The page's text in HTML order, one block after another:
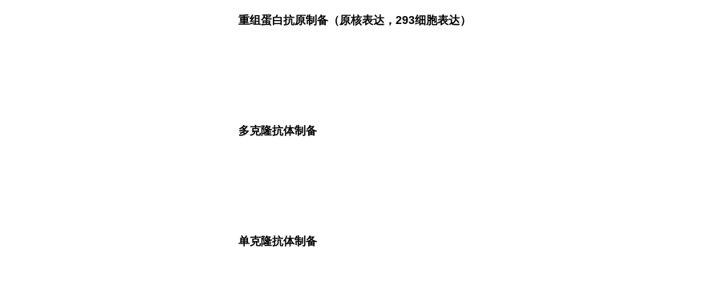
重组蛋白抗原制备（原核表达，293细胞表达）
多克隆抗体制备
单克隆抗体制备